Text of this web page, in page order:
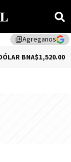
library_addAgreganos